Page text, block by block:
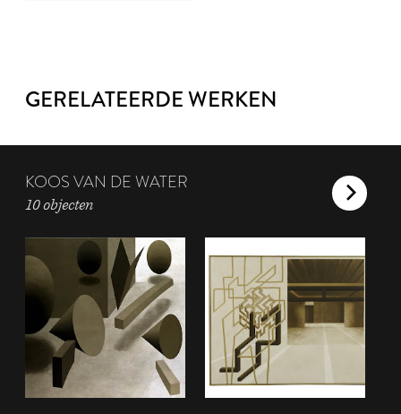
GERELATEERDE WERKEN
KOOS VAN DE WATER
10 objecten